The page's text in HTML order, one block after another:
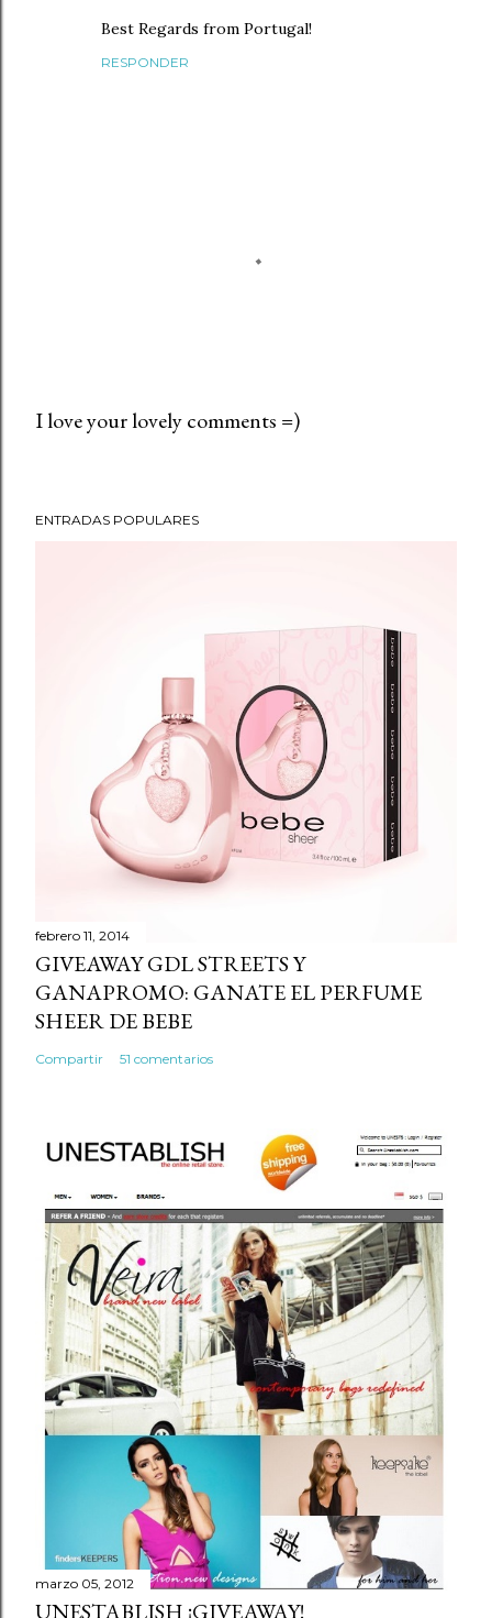
Best Regards from Portugal!
RESPONDER
l
r
i
o
I love your lovely comments =)
ENTRADAS POPULARES
febrero 11, 2014
GIVEAWAY GDL STREETS Y
GANAPROMO: GANATE EL PERFUME
SHEER DE BEBE
Compartir 51 comentarios
marzo 05, 2012
UNESTABLISH ¡GIVEAWAY!